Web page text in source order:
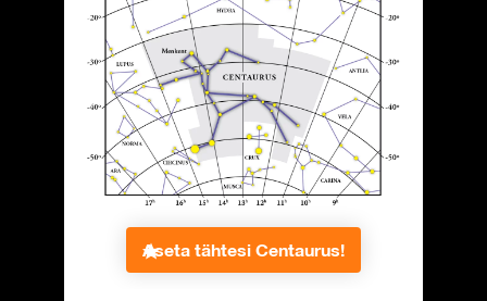
Aseta tähtesi Centaurus!